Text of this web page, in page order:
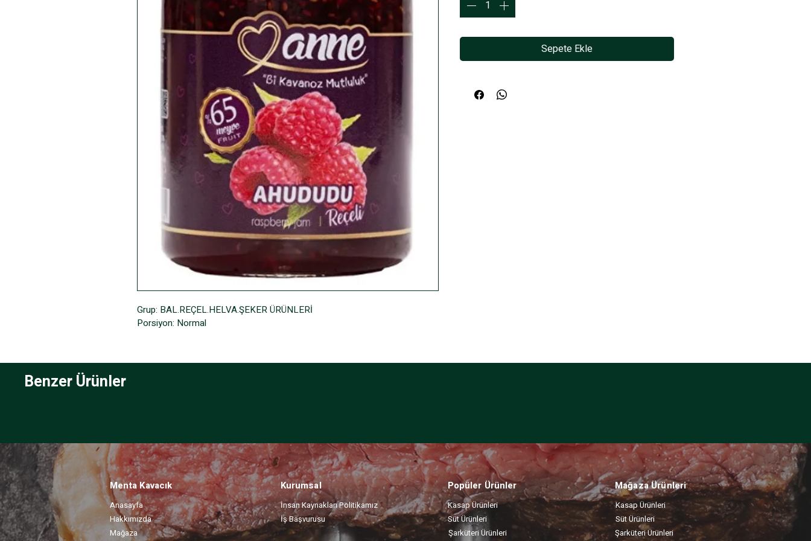
Grup: BAL.REÇEL.HELVA.ŞEKER ÜRÜNLERİ
Porsiyon: Normal
Sepete Ekle
Benzer Ürünler
Menta Kavacık
Anasayfa
Hakkımızda
Kurumsal
İnsan Kaynakları Politikamız
İş Başvurusu
Mağaza
Popüler Ürünler
Kasap Ürünleri
Süt Ürünleri
Şarküteri Ürünleri
Mağaza Ürünleri
Kasap Ürünleri
Süt Ürünleri
Şarküteri Ürünleri